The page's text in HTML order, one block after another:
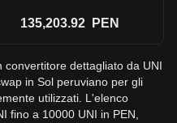
135,203.92 PEN
dettagliato da UNI
in Sol peruviano per gli
utilizzati. L'elenco
fino a 10000 UNI in PEN,